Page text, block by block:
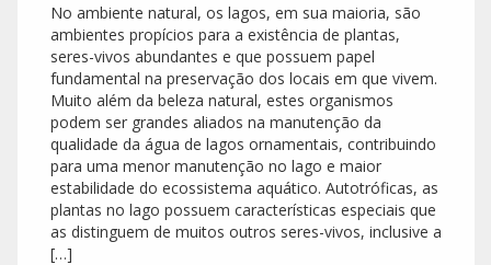
No ambiente natural, os lagos, em sua maioria, são
ambientes propícios para a existência de plantas,
seres-vivos abundantes e que possuem papel
fundamental na preservação dos locais em que vivem.
Muito além da beleza natural, estes organismos
podem ser grandes aliados na manutenção da
qualidade da água de lagos ornamentais, contribuindo
para uma menor manutenção no lago e maior
estabilidade do ecossistema aquático. Autotróficas, as
plantas no lago possuem características especiais que
as distinguem de muitos outros seres-vivos, inclusive a
[…]